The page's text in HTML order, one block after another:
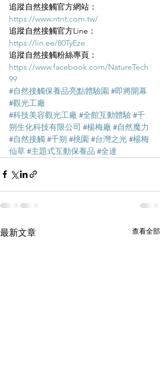
追蹤自然接觸官方網站：
https://www.ntnt.com.tw/
追蹤自然接觸官方Line：
https://lin.ee/80TyEze
追蹤自然接觸粉絲專頁：
https://www.facebook.com/NatureTech
99
#自然接觸保養品亮點體驗園 #即將開幕
#觀光工廠
#科技美容觀光工廠 #全館互動體驗 #千
朔生化科技有限公司 #楊梅廠 #自然魔力
#自然接觸 #千朔 #桃園 #台灣之光 #楊梅
仙草 #主題式互動保養品 #全達
最新文章 查看全部